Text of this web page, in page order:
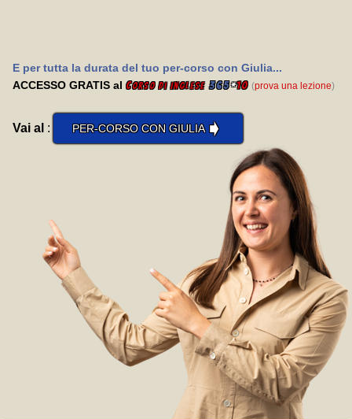
E per tutta la durata del tuo per-corso con Giulia...
ACCESSO GRATIS al Corso di inglese 365*10 (prova una lezione)
Vai al : PER-CORSO CON GIULIA➧